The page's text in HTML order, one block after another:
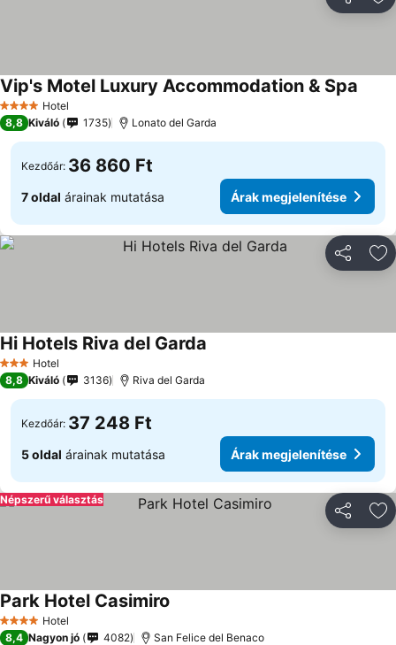
4 KategóriaHotel
Vip's Motel Luxury Accommodation & Spa
8,8 Kiváló 1735 Lonato del Garda
Kezdőár: 36 860 Ft
7 oldal árainak mutatása Árak megjelenítése
3 Kategória
Hotel
Hi Hotels Riva del Garda
8,8 Kiváló 3136 Riva del Garda
Kezdőár: 37 248 Ft
5 oldal árainak mutatása Árak megjelenítése
Népszerű választás
4 KategóriaHotel
Park Hotel Casimiro
8,4 Nagyon jó 4082 San Felice del Benaco